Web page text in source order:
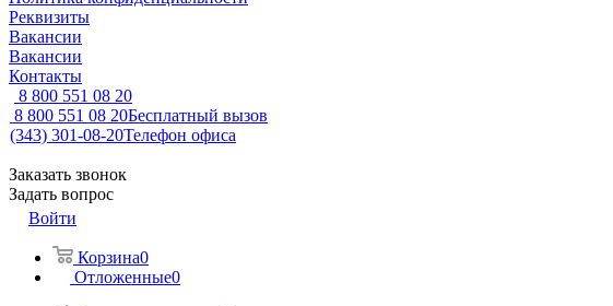
Реквизиты
Вакансии
Вакансии
Контакты
8 800 551 08 20
8 800 551 08 20Бесплатный вызов
(343) 301-08-20Телефон офиса
Заказать звонок
Задать вопрос
Войти
Корзина0
Отложенные0